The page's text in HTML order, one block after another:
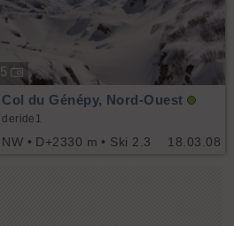
5
18.03.08
Col du Génépy, Nord-Ouest
deride1
NW • D+2330 m • Ski 2.3